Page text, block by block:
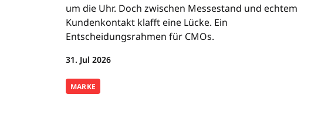
um die Uhr. Doch zwischen Messestand und echtem
Kundenkontakt klafft eine Lücke. Ein
Entscheidungsrahmen für CMOs.
31. Jul 2026
MARKE